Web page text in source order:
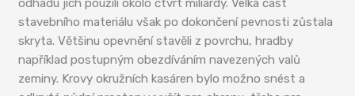
odhadu jich použili okolo čtvrt miliardy. Velká část
stavebního materiálu však po dokončení pevnosti zůstala
skryta. Většinu opevnění stavěli z povrchu, hradby
například postupným obezdíváním navezených valů
zeminy. Krovy okružních kasáren bylo možno snést a